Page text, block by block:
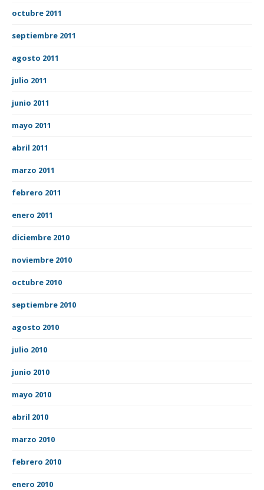
octubre 2011
septiembre 2011
agosto 2011
julio 2011
junio 2011
mayo 2011
abril 2011
marzo 2011
febrero 2011
enero 2011
diciembre 2010
noviembre 2010
octubre 2010
septiembre 2010
agosto 2010
julio 2010
junio 2010
mayo 2010
abril 2010
marzo 2010
febrero 2010
enero 2010